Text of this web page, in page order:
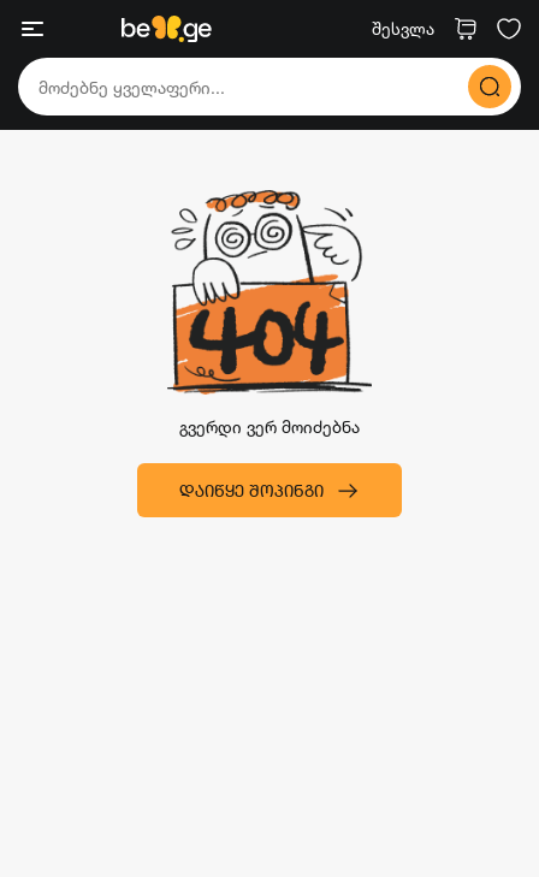
შესვლა
გვერდი ვერ მოიძებნა
ᲓᲐᲘᲬᲧᲔ ᲨᲝᲞᲘᲜᲒᲘ